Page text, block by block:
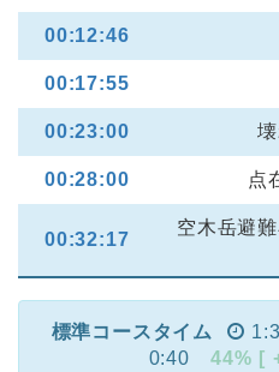
00:12:46
00:17:55
00:23:00
00:28:00 点
00:32:17
空木岳避
標準コースタイム
0:40
44% [